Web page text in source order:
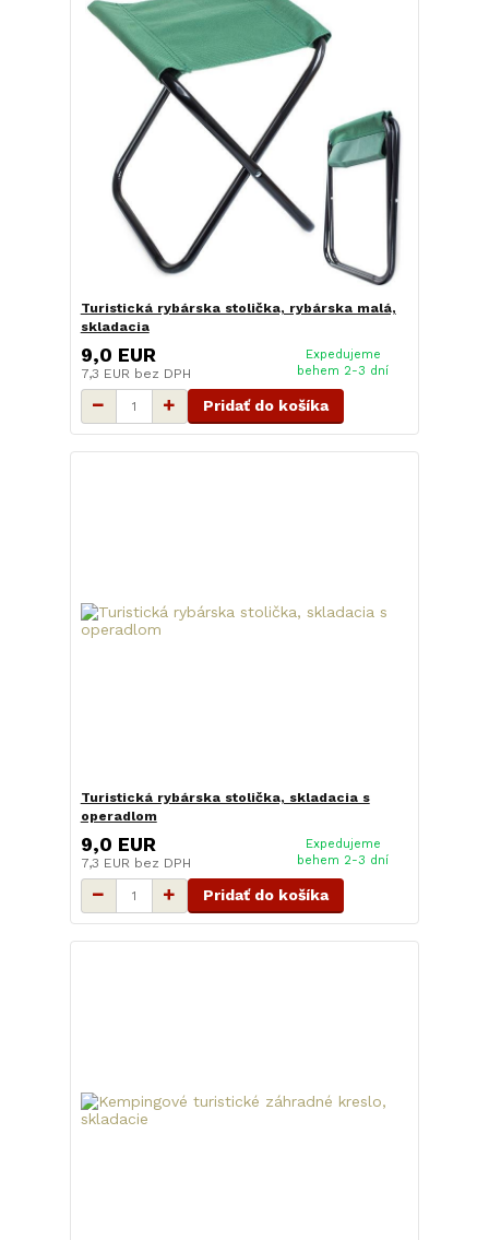
Turistická rybárska stolička, rybárska malá,
skladacia
9,0 EUR
7,3 EUR bez DPH
Expedujeme
behem 2-3 dní
Pridať do košíka
Turistická rybárska stolička, skladacia s
operadlom
9,0 EUR
7,3 EUR bez DPH
Expedujeme
behem 2-3 dní
Pridať do košíka